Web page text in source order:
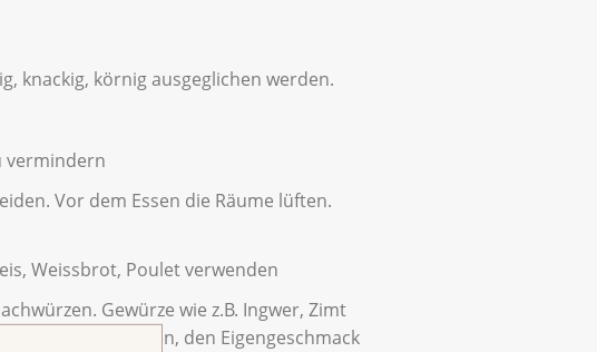
knackig, körnig ausgeglichen werden.
vermindern
Vor dem Essen die Räume lüften.
Weissbrot, Poulet verwenden
Gewürze wie z.B. Ingwer, Zimt
Marinieren helfen, den Eigengeschmack